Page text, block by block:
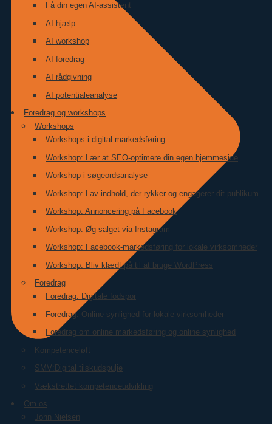
Få din egen AI-assistent
AI hjælp
AI workshop
AI foredrag
AI rådgivning
AI potentialeanalyse
Foredrag og workshops
Workshops
Workshops i digital markedsføring
Workshop: Lær at SEO-optimere din egen hjemmeside
Workshop i søgeordsanalyse
Workshop: Lav indhold, der rykker og engagerer dit publikum
Workshop: Annoncering på Facebook
Workshop: Øg salget via Instagram
Workshop: Facebook-markedsføring for lokale virksomheder
Workshop: Bliv klædt på til at bruge WordPress
Foredrag
Foredrag: Digitale fodspor
Foredrag: Online synlighed for lokale virksomheder
Foredrag om online markedsføring og online synlighed
Kompetenceløft
SMV:Digital tilskudspulje
Vækstrettet kompetenceudvikling
Om os
John Nielsen